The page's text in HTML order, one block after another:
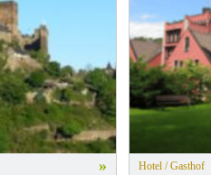
» Hotel / Gasthof